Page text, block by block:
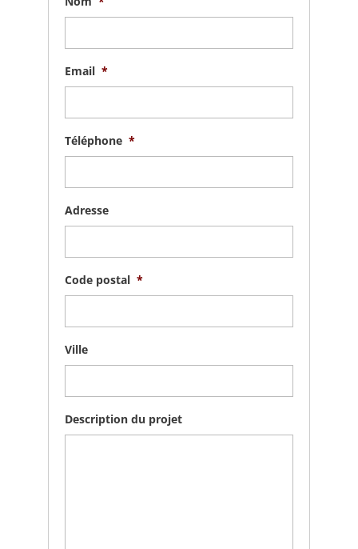
Email *
Téléphone *
Adresse
Code postal *
Ville
Description du projet